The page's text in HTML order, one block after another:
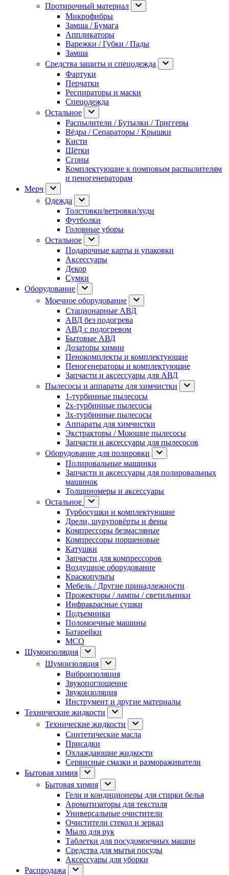
Протирочный материал
Микрофибры
Замша / Бумага
Аппликаторы
Варежки / Губки / Пады
Замша
Средства защиты и спецодежда
Фартуки
Перчатки
Респираторы и маски
Спецодежда
Остальное
Распылители / Бутылки / Триггеры
Вёдра / Сепараторы / Крышки
Кисти
Щётки
Сгоны
Комплектующие к помповым распылителям
и пеногенераторам
Мерч
Одежда
Толстовки/ветровки/худи
Футболки
Головные уборы
Остальное
Подарочные карты и упаковки
Аксессуары
Декор
Сумки
Оборудование
Моечное оборудование
Стационарные АВД
АВД без подогрева
АВД с подогревом
Бытовые АВД
Дозаторы химии
Пенокомплекты и комплектующие
Пеногенераторы и комплектующие
Запчасти и аксессуары для АВД
Пылесосы и аппараты для химчистки
1-турбинные пылесосы
2х-турбинные пылесосы
3х-турбинные пылесосы
Аппараты для химчистки
Экстракторы / Моющие пылесосы
Запчасти и аксессуары для пылесосов
Оборудование для полировки
Полировальные машинки
Запчасти и аксессуары для полировальных
машинок
Толщиномеры и аксессуары
Остальное
Турбосушки и комплектующие
Дрели, шуруповёрты и фены
Компрессоры безмасляные
Компрессоры поршеновые
Катушки
Запчасти для компрессоров
Воздушное оборудование
Краскопульты
Мебель / Другие принадлежности
Прожекторы / лампы / светильники
Инфракрасные сушки
Подъемники
Поломоечные машины
Батарейки
МСО
Шумоизоляция
Шумоизоляция
Виброизоляция
Звукопоглощение
Звукоизоляция
Инструмент и другие материалы
Технические жидкости
Технические жидкости
Синтетические масла
Присадки
Охлаждающие жидкости
Сервисные смазки и размораживатели
Бытовая химия
Бытовая химия
Гели и кондиционеры для стирки белья
Ароматизаторы для текстиля
Универсальные очистители
Очистители стекол и зеркал
Мыло для рук
Таблетки для посудомоечных машин
Средства для мытья посуды
Аксессуары для уборки
Распродажа